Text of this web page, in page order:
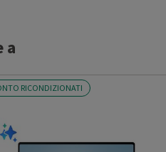
a
RICONDIZIONATI